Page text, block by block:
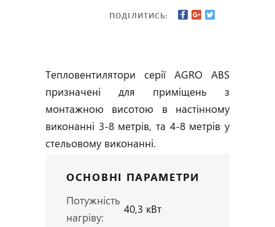
ПОДІЛИТИСЬ:
Тепловентилятори серії AGRO ABS
призначені для приміщень з
монтажною висотою в настінному
виконанні 3-8 метрів, та 4-8 метрів у
стельовому виконанні.
ОСНОВНІ ПАРАМЕТРИ
Потужність
нагріву:
40,3 кВт